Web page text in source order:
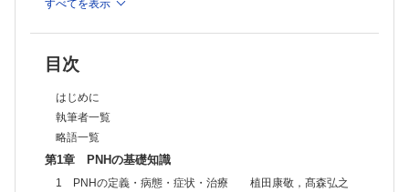
野志貴子，米村雄士，川口辰哉
症例 7 遺伝子多型によりエクリズマブ不応な患者にクロバリマブ投
与を行い，さらにダニコパンにより輸血依存離脱を達成した患者 植
田康敬，髙森弘之
薬剤 エクリズマブ，クロバリマブ，ダニコパン
薬からペグセタコプランへ切り替えたAA－PNH 後藤明彦
薬剤 エクリズマブ，ラブリズマブ，ペグセタコプラン
症例 9 10年以上の経過でPNHを発症し，各種抗C5抗体と補体D因子
阻害薬を使用した一例 冨田章裕
薬剤 エクリズマブ，ラブリズマブ，クロバリマブ，ダニコパン
症例 10 播種性淋菌感染症の発症例 櫻井政寿
すべてを表示
目次
はじめに
執筆者一覧
略語一覧
第1章 PNHの基礎知識
1 PNHの定義・病態・症状・治療 植田康敬，髙森弘之